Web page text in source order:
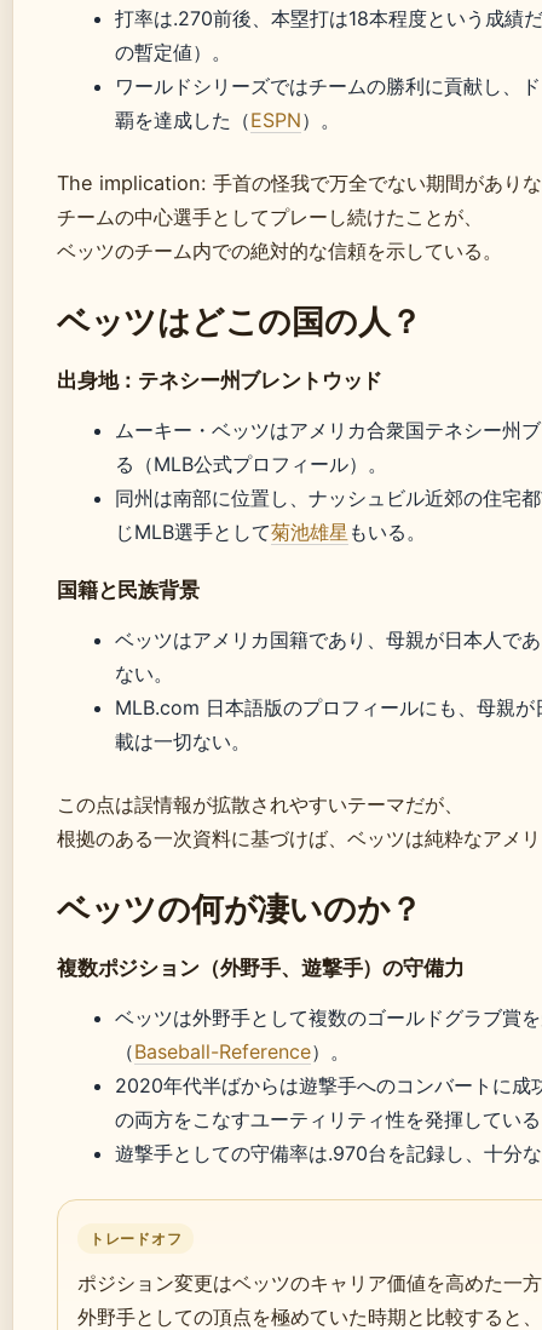
打率は.270前後、本塁打は18本程度という成績
の暫定値）。
ワールドシリーズではチームの勝利に貢献し、
覇を達成した（ESPN）。
The implication: 手首の怪我で万全でない期間があり
チームの中心選手としてプレーし続けたことが、
ベッツのチーム内での絶対的な信頼を示している。
ベッツはどこの国の人？
出身地：テネシー州ブレントウッド
ムーキー・ベッツはアメリカ合衆国テネシー州
る（MLB公式プロフィール）。
同州は南部に位置し、ナッシュビル近郊の住宅
じMLB選手として菊池雄星 もいる。
国籍と民族背景
ベッツはアメリカ国籍であり、母親が日本人で
ない。
MLB.com 日本語版のプロフィールにも、母親
載は一切ない。
この点は誤情報が拡散されやすいテーマだが、
根拠のある一次資料に基づけば、ベッツは純粋なアメ
ベッツの何が凄いのか？
複数ポジション（外野手、遊撃手）の守備力
ベッツは外野手として複数のゴールドグラブ賞
（Baseball-Reference）。
2020年代半ばからは遊撃手へのコンバートに成
の両方をこなすユーティリティ性を発揮してい
遊撃手としての守備率は.970台を記録し、十分
トレードオフ
ポジション変更はベッツのキャリア価値を高めた一
外野手としての頂点を極めていた時期と比較すると、